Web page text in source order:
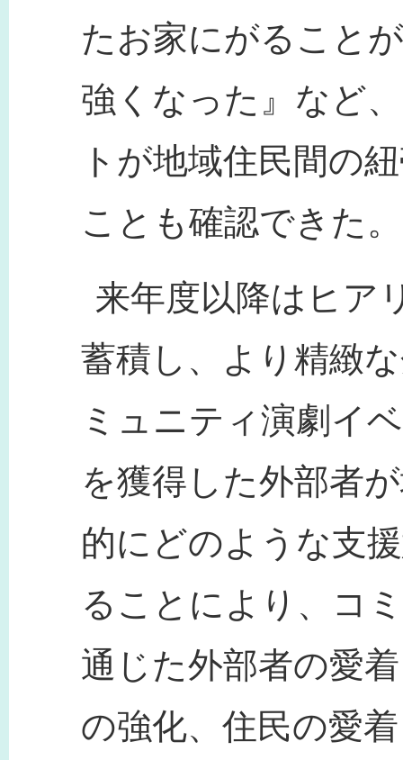
たお家にがること
強くなった』など
トが地域住民間の
ことも確認できた。
来年度以降はヒア
蓄積し、より精緻
ミュニティ演劇イ
を獲得した外部者
的にどのような支
ることにより、コ
通じた外部者の愛
の強化、住民の愛